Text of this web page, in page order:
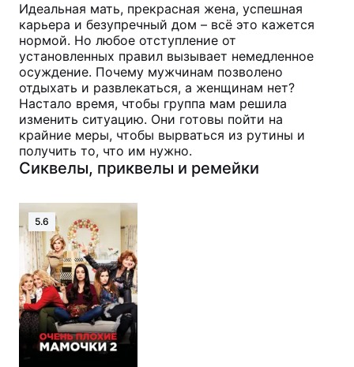
Идеальная мать, прекрасная жена, успешная
карьера и безупречный дом – всё это кажется
нормой. Но любое отступление от
установленных правил вызывает немедленное
осуждение. Почему мужчинам позволено
отдыхать и развлекаться, а женщинам нет?
Настало время, чтобы группа мам решила
изменить ситуацию. Они готовы пойти на
крайние меры, чтобы вырваться из рутины и
получить то, что им нужно.
Сиквелы, приквелы и ремейки
5.6